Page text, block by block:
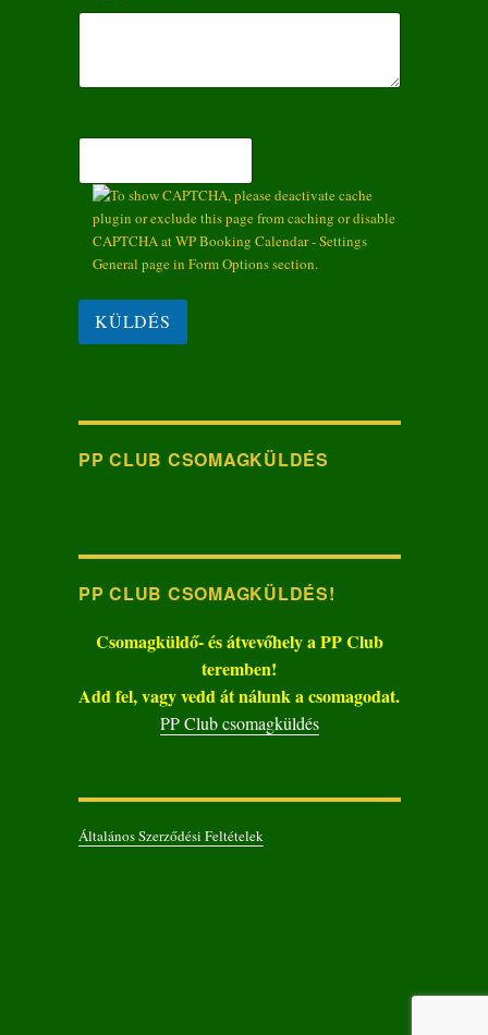
PP CLUB CSOMAGKÜLDÉS
PP CLUB CSOMAGKÜLDÉS!
Csomagküldő- és átvevőhely a PP Club
teremben!
Add fel, vagy vedd át nálunk a csomagodat.
PP Club csomagküldés
Általános Szerződési Feltételek